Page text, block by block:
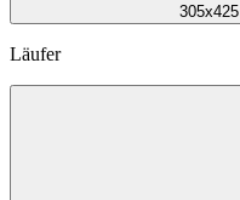
305x425
Läufer